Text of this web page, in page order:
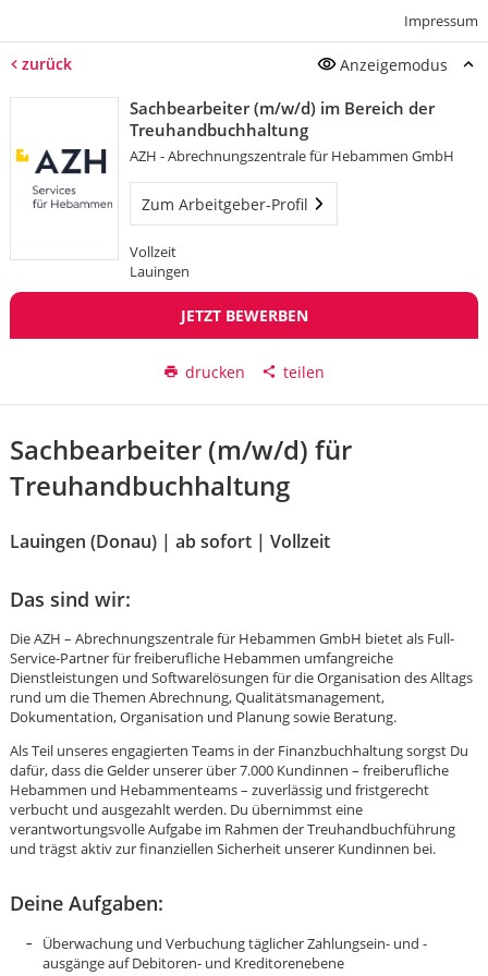
Impressum
zurück Anzeigemodus
Sachbearbeiter (m/w/d) im Bereich der
Treuhandbuchhaltung
AZH - Abrechnungszentrale für Hebammen GmbH
Zum Arbeitgeber-Profil
Vollzeit
Lauingen
JETZT BEWERBEN
drucken teilen
Sachbearbeiter (m/w/d) für
Treuhandbuchhaltung
Lauingen (Donau) | ab sofort | Vollzeit
Das sind wir:
Die AZH – Abrechnungszentrale für Hebammen GmbH bietet als Full-
Service-Partner für freiberufliche Hebammen umfangreiche
Dienstleistungen und Softwarelösungen für die Organisation des Alltags
rund um die Themen Abrechnung, Qualitätsmanagement,
Dokumentation, Organisation und Planung sowie Beratung.
Als Teil unseres engagierten Teams in der Finanzbuchhaltung sorgst Du
dafür, dass die Gelder unserer über 7.000 Kundinnen – freiberufliche
Hebammen und Hebammenteams – zuverlässig und fristgerecht
verbucht und ausgezahlt werden. Du übernimmst eine
verantwortungsvolle Aufgabe im Rahmen der Treuhandbuchführung
und trägst aktiv zur finanziellen Sicherheit unserer Kundinnen bei.
Deine Aufgaben:
Überwachung und Verbuchung täglicher Zahlungs­ein- und -
ausgänge auf Debitoren- und Kreditorenebene